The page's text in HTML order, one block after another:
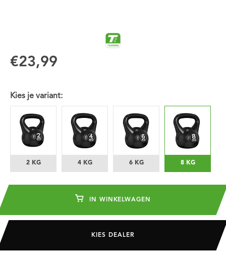
€23,99
Kies je variant:
2 KG 4 KG 6 KG 8 KG
IN WINKELWAGEN
KIES DEALER